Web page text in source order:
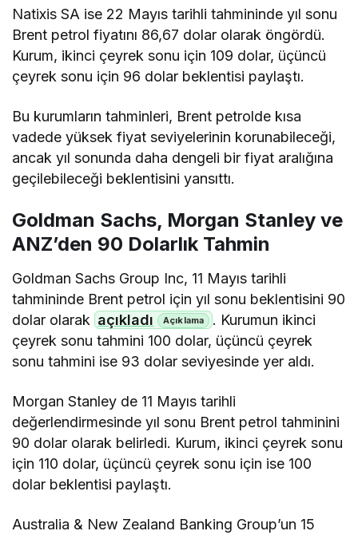
Natixis SA ise 22 Mayıs tarihli tahmininde yıl sonu
Brent petrol fiyatını 86,67 dolar olarak öngördü.
Kurum, ikinci çeyrek sonu için 109 dolar, üçüncü
çeyrek sonu için 96 dolar beklentisi paylaştı.
Bu kurumların tahminleri, Brent petrolde kısa
vadede yüksek fiyat seviyelerinin korunabileceği,
ancak yıl sonunda daha dengeli bir fiyat aralığına
geçilebileceği beklentisini yansıttı.
Goldman Sachs, Morgan Stanley ve
ANZ’den 90 Dolarlık Tahmin
Goldman Sachs Group Inc, 11 Mayıs tarihli
tahmininde Brent petrol için yıl sonu beklentisini 90
dolar olarak açıkladı
. Kurumun ikinci
çeyrek sonu tahmini 100 dolar, üçüncü çeyrek
sonu tahmini ise 93 dolar seviyesinde yer aldı.
Morgan Stanley de 11 Mayıs tarihli
değerlendirmesinde yıl sonu Brent petrol tahminini
90 dolar olarak belirledi. Kurum, ikinci çeyrek sonu
için 110 dolar, üçüncü çeyrek sonu için ise 100
dolar beklentisi paylaştı.
Australia & New Zealand Banking Group’un 15